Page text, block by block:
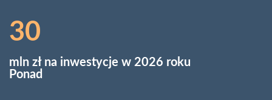
44
mln zł na inwestycje w 2026 roku
Ponad